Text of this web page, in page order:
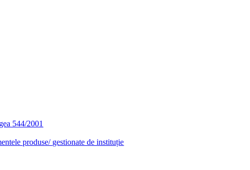
544/2001
produse/ gestionate de instituție